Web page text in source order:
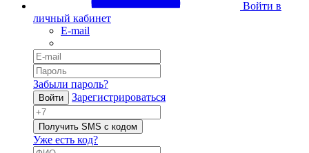
Войти в
личный кабинет
E-mail
Забыли пароль?
Войти Зарегистрироваться
Получить SMS с кодом
Уже есть код?